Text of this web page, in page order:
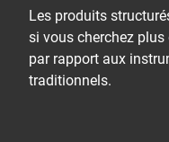
Les produits
si vous cherchez plus
par rapport aux
traditionnels.